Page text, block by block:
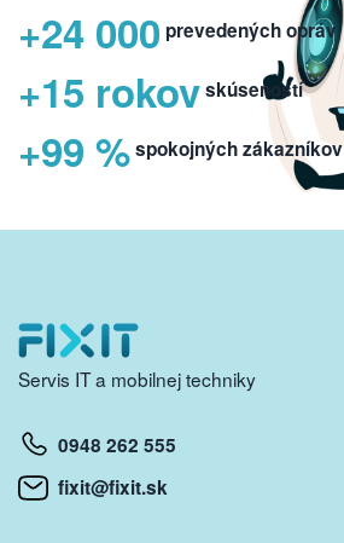
+24 000 prevedených opráv
+15 rokovskúseností
+99 %spokojných zákazníkov
Servis IT a mobilnej techniky
0948 262 555
fixit@fixit.sk